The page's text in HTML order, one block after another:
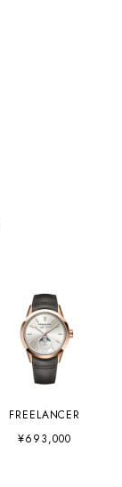
FREELANCER
¥693,000